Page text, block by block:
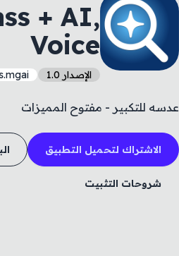
+ AI,
Voice
الإصدار 1.0
عدسه للتكبير - مفتوح المميزات
الاشتراك لتحميل التطبيق
شروحات التثبيت